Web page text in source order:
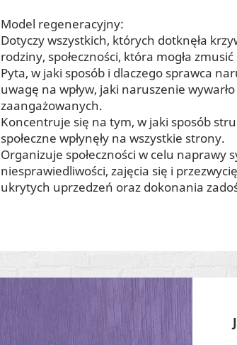
Model regeneracyjny:
Dotyczy wszystkich, których dotknęła
rodziny, społeczności, która mogła
Pyta, w jaki sposób i dlaczego sprawca
uwagę na wpływ, jaki naruszenie
zaangażowanych.
Koncentruje się na tym, w jaki sposób
społeczne wpłynęły na wszystkie strony.
Organizuje społeczności w celu naprawy
niesprawiedliwości, zajęcia się i
ukrytych uprzedzeń oraz dokonania